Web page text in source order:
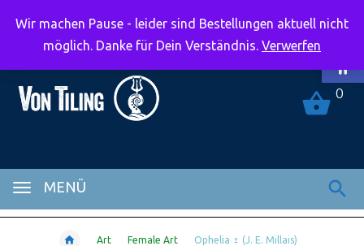
MENÜ
0
Art Female Art Ophelia ♀ (J. E. Millais)
Wir machen Pause - leider sind Bestellungen aktuell nicht
möglich. Danke für Dein Verständnis. Verwerfen